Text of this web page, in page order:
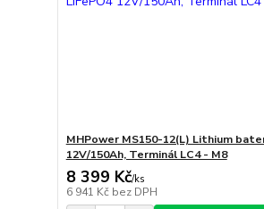
MHPower MS150-12(L) Lithium
12V/150Ah, Terminál LC4 - M8
8 399 Kč/ks
6 941 Kč bez DPH